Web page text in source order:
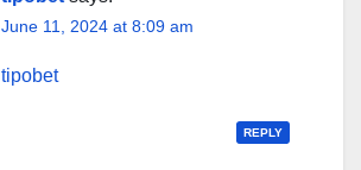
June 11, 2024 at 8:09 am
tipobet
REPLY